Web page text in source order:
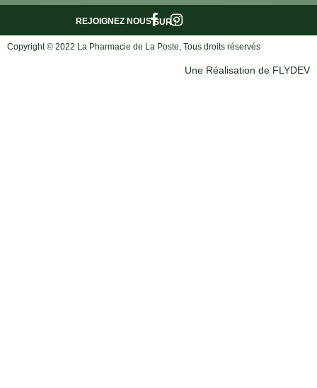
SUR :
REJOIGNEZ NOUS
Copyright © 2022 La Pharmacie de La Poste, Tous droits réservés
Une Réalisation de FLYDEV